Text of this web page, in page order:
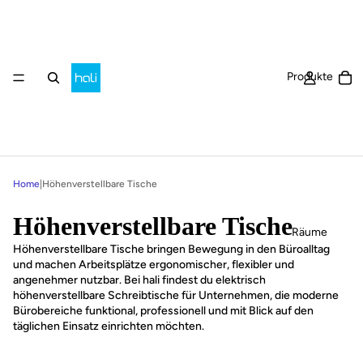
Produkte
Räume
Home Höhenverstellbare Tische
Höhenverstellbare Tische
Höhenverstellbare Tische bringen Bewegung in den Büroalltag
und machen Arbeitsplätze ergonomischer, flexibler und
angenehmer nutzbar. Bei hali findest du elektrisch
höhenverstellbare Schreibtische für Unternehmen, die moderne
Bürobereiche funktional, professionell und mit Blick auf den
täglichen Einsatz einrichten möchten.